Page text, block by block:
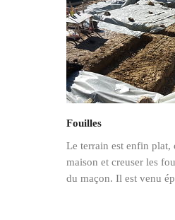
Fouilles
Le terrain est enfin plat,
maison et creuser les
du maçon. Il est venu